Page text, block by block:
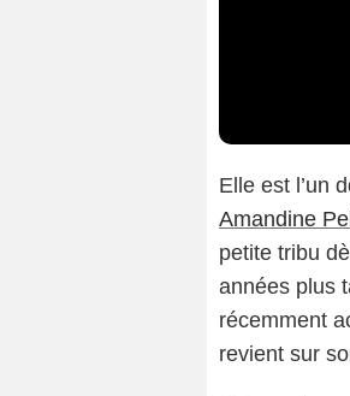
Elle est l’un
Amandine
petite tribu
années plus
récemment
revient sur